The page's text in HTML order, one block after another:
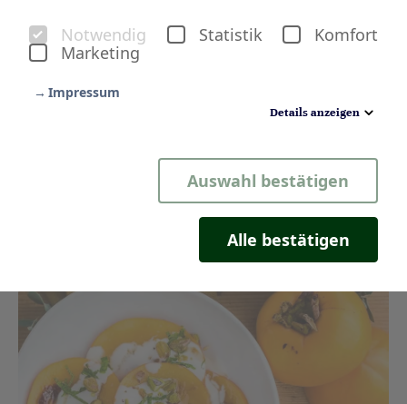
Notwendig Statistik
Komfort
Marketing
Impressum
Details anzeigen
Auswahl bestätigen
Alle bestätigen
den Winter